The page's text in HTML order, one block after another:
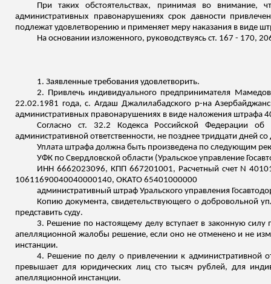
При таких обстоятельствах, принимая во внимание,
административных правонарушениях срок давности
подлежат удовлетворению и применяет меру наказания в виде
На основании изложенного, руководствуясь ст. 167 - 170,
1. Заявленные требования удовлетворить.
2. Привлечь индивидуального предпринимателя
22.02.1981 года, с.Агдаш Джалилабадскогор-на
административных правонарушениях в виде наложения штрафа
Согласно ст. 32.2 Кодекса Российской Федерации
административной ответственности, не позднее тридцати дней
Уплата штрафа должна быть произведена по следующим
УФК по Свердловской области (Уральское управление
ИНН 6662023096, КПП 667201001, Расчетный счет N
10611690040040000140, ОКАТО 65401000000
административный штраф Уральского управления
Копию документа, свидетельствующего о добровольной
представить суду.
3. Решение по настоящему делу вступает в законную
апелляционной жалобы решение, если оно не отменено и не
инстанции.
4. Решение по делу о привлечении к административной
превышает для юридических лиц сто тысяч рублей, для
апелляционной инстанции.